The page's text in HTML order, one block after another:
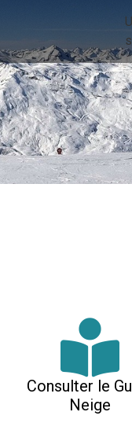
Consulter le
Neige